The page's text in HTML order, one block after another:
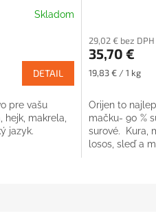
Skladom
DETAIL
pre vašu
hejk, makrela,
jazyk.
29,02 € bez DPH
35,70 €
Jednotková
19,83 € / 1 kg
Orijen to
mačku- 90 %
surové. Kura,
losos, sleď a